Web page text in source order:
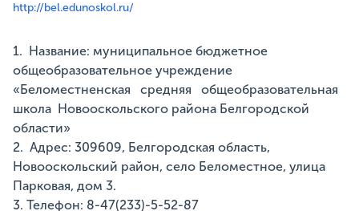
http://bel.edunoskol.ru/
1. Название: муниципальное бюджетное
общеобразовательное учреждение
«Беломестненская средняя общеобразовательная
школа Новооскольского района Белгородской
области»
2. Адрес: 309609, Белгородская область,
Новооскольский район, село Беломестное, улица
Парковая, дом 3.
3. Телефон: 8-47(233)-5-52-87